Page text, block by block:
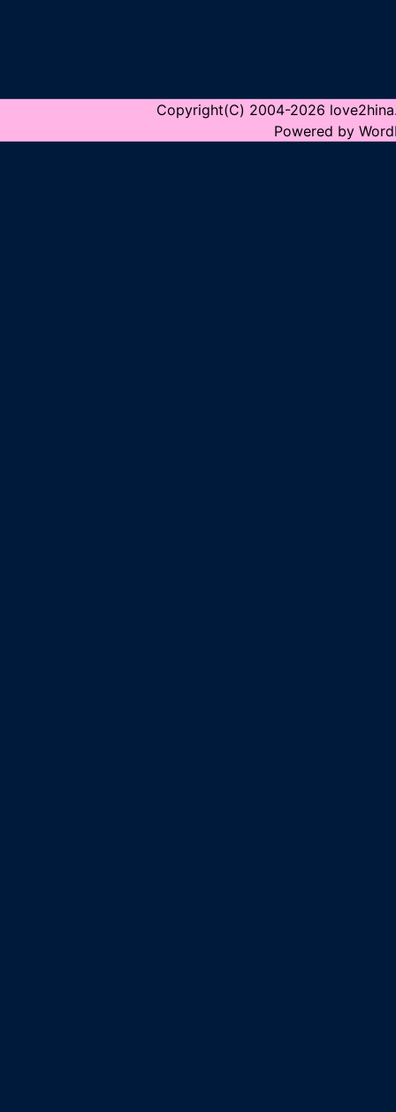
Copyright(C) 2004-2026
Powered by